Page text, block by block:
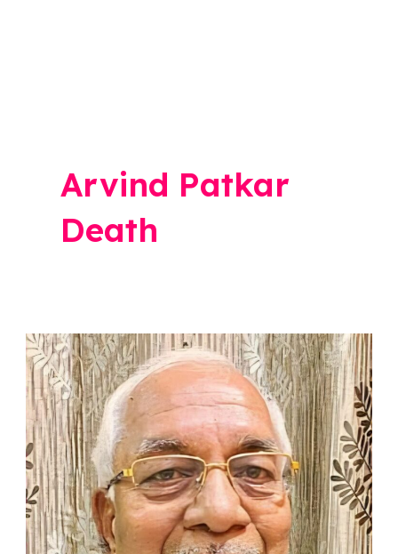
Arvind Patkar
Death
Arvind
Patkar
Death:
ज्येष्ठ
प्रकाशक
अरविंद
पाटकर
यांचे